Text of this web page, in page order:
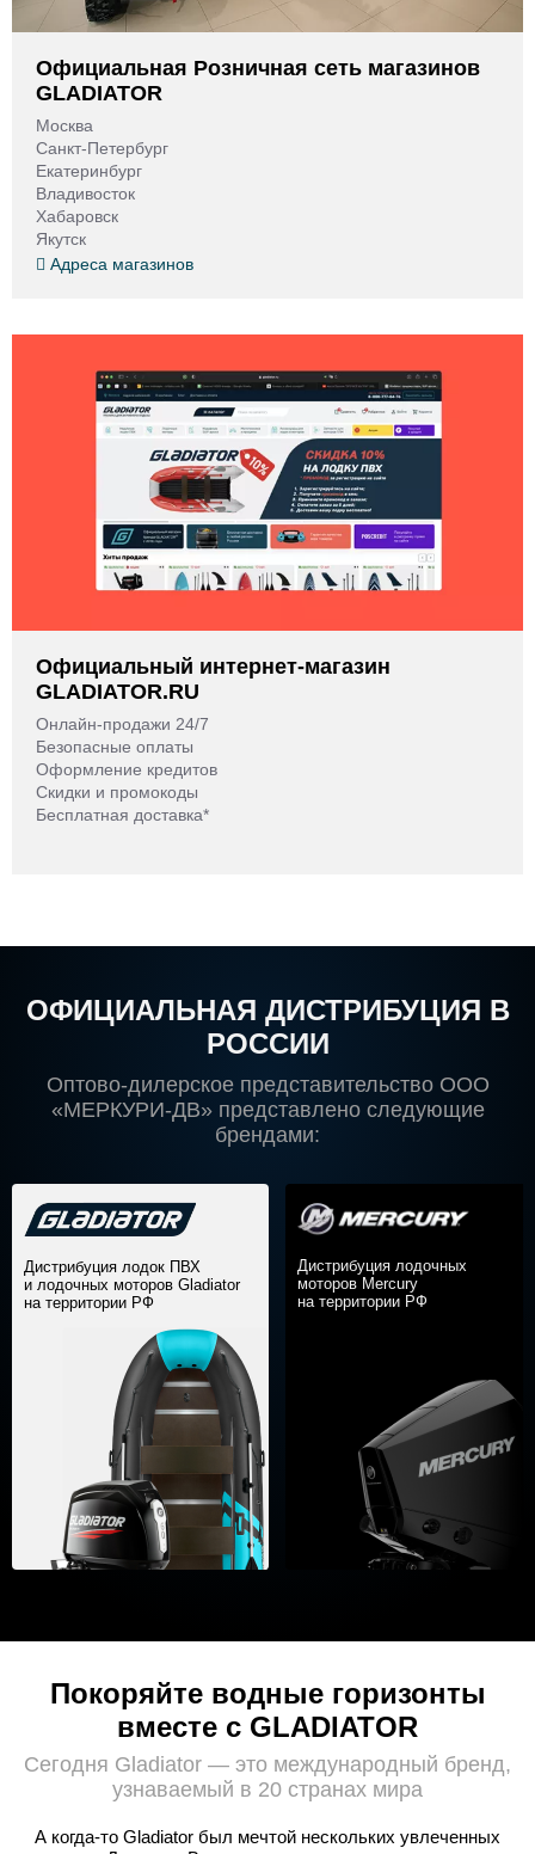
Официальная Розничная сеть магазинов
GLADIATOR
Москва
Санкт-Петербург
Екатеринбург
Владивосток
Хабаровск
Якутск
Адреса магазинов
Официальный интернет-магазин
GLADIATOR.RU
Онлайн-продажи 24/7
Безопасные оплаты
Оформление кредитов
Скидки и промокоды
Бесплатная доставка*
ОФИЦИАЛЬНАЯ ДИСТРИБУЦИЯ В
РОССИИ
Оптово-дилерское представительство ООО
«МЕРКУРИ-ДВ» представлено следующие
брендами:
Дистрибуция лодок ПВХ
и лодочных моторов Gladiator
на территории РФ
Дистрибуция лодочных
моторов Mercury
на территории РФ
Покоряйте водные горизонты
вместе с GLADIATOR
Сегодня Gladiator — это международный бренд,
узнаваемый в 20 странах мира
А когда-то Gladiator был мечтой нескольких увлеченных